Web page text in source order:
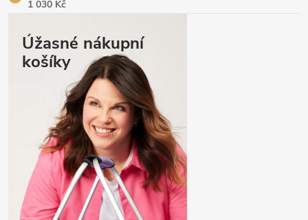
1 030 Kč
Úžasné nákupní
košíky